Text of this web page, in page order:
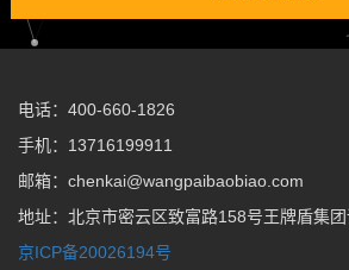
电话：400-660-1826
手机：13716199911
邮箱：chenkai@wangpaibaobiao.com
地址：北京市密云区致富路158号王牌盾集
京ICP备20026194号